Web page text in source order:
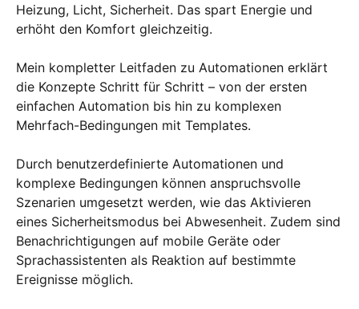
Heizung, Licht, Sicherheit. Das spart Energie und
erhöht den Komfort gleichzeitig.
Mein kompletter Leitfaden zu Automationen erklärt
die Konzepte Schritt für Schritt – von der ersten
einfachen Automation bis hin zu komplexen
Mehrfach-Bedingungen mit Templates.
Durch benutzerdefinierte Automationen und
komplexe Bedingungen können anspruchsvolle
Szenarien umgesetzt werden, wie das Aktivieren
eines Sicherheitsmodus bei Abwesenheit. Zudem sind
Benachrichtigungen auf mobile Geräte oder
Sprachassistenten als Reaktion auf bestimmte
Ereignisse möglich.